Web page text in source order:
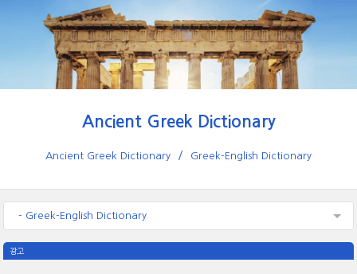
Ancient Greek Dictionary
Ancient Greek Dictionary Greek-English Dictionary
- Greek-English Dictionary
광고